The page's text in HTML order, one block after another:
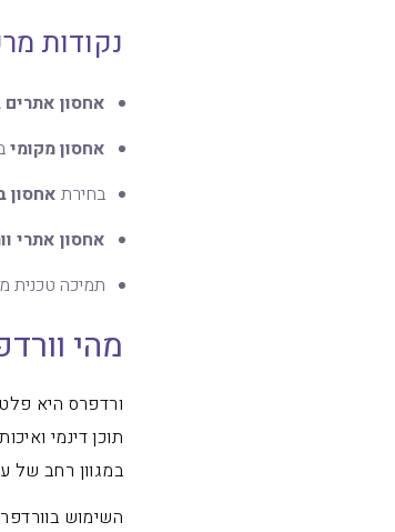
נקודות
אחסון
אחסון מקומי
בחירת אחסון
אחסון אתרי
תמיכה טכנית
מהי
ורדפרס היא
תוכן דינמי
במגוון רחב של
השימוש